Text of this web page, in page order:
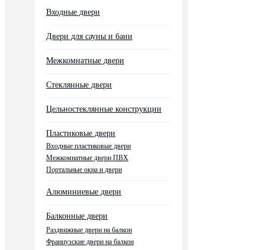
Входные двери
Двери для сауны и бани
Межкомнатные двери
Стеклянные двери
Цельностеклянные конструкции
Пластиковые двери
Входные пластиковые двери
Межкомнатные двери ПВХ
Портальные окна и двери
Алюминиевые двери
Балконные двери
Раздвижные двери на балкон
Французские двери на балкон